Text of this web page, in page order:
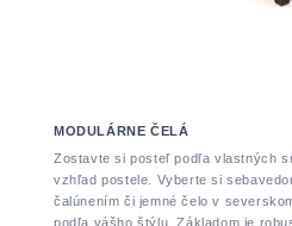
MODULÁRNE ČELÁ
Zostavte si posteľ podľa vlastných
vzhľad postele. Vyberte si
čalúnením či jemné čelo v
podľa vášho štýlu. Základom je